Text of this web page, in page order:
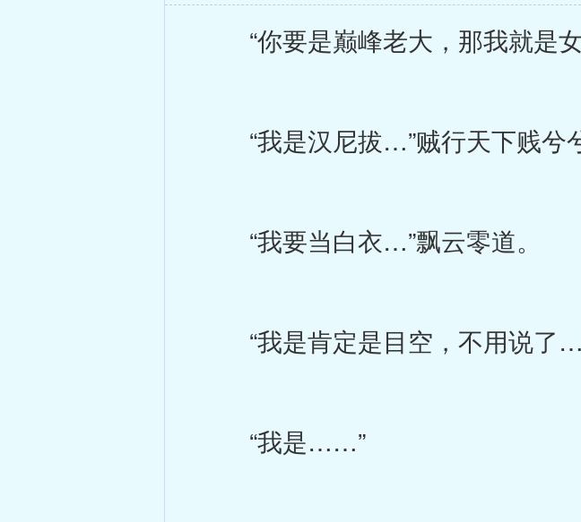
“你要是巅峰老大，那我就是女
“我是汉尼拔…”贼行天下贱兮兮
“我要当白衣…”飘云零道。
“我是肯定是目空，不用说了…”
“我是……”